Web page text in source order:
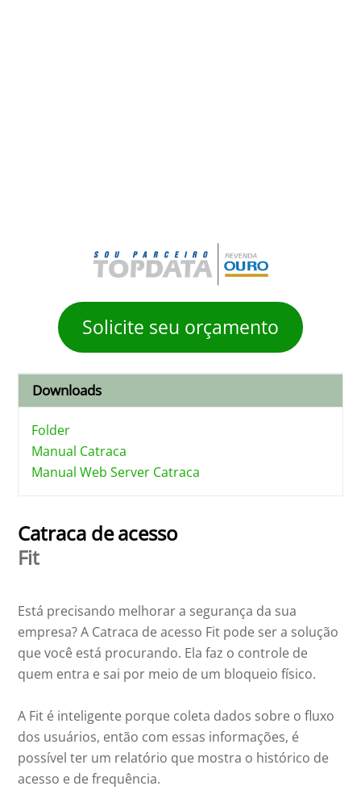
Solicite seu orçamento
Downloads
Folder
Manual Catraca
Manual Web Server Catraca
Catraca de acesso
Fit
Está precisando melhorar a segurança da sua
empresa? A Catraca de acesso Fit pode ser a solução
que você está procurando. Ela faz o controle de
quem entra e sai por meio de um bloqueio físico.
A Fit é inteligente porque coleta dados sobre o fluxo
dos usuários, então com essas informações, é
possível ter um relatório que mostra o histórico de
acesso e de frequência.